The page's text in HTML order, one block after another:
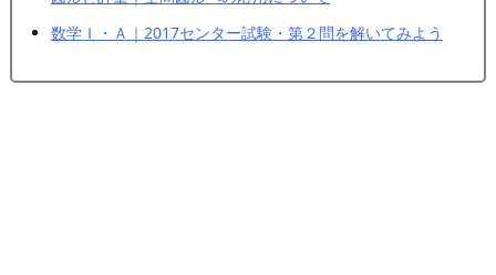
数学Ｉ・Ａ｜2017センター試験・第２問を解いてみよう